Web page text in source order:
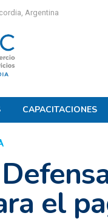
Argentina
CAPACITACIONES
el